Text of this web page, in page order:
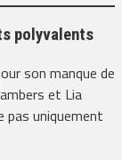
polyvalents
son manque de
et Lia
pas uniquement